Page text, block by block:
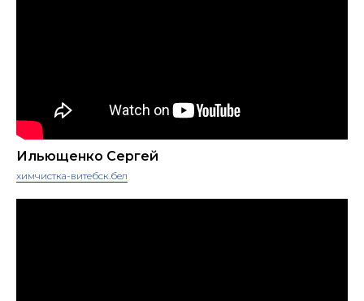
Ильющенко Сергей
химчистка-витебск.бел